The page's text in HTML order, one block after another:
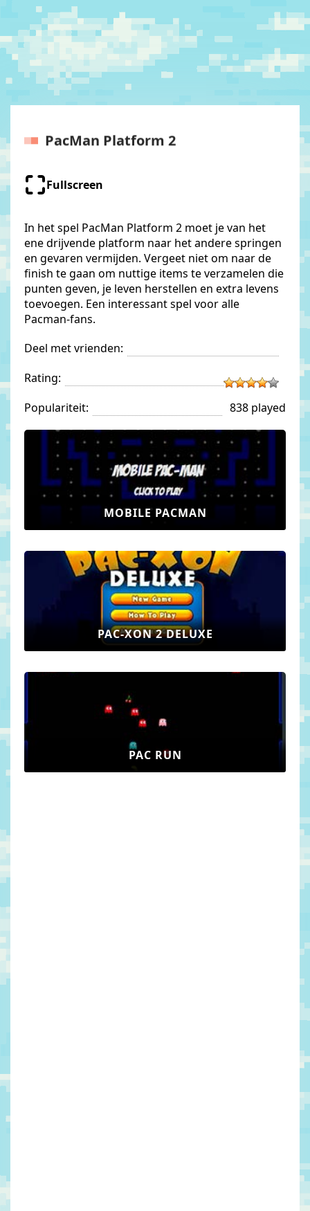
PacMan Platform 2
Fullscreen
In het spel PacMan Platform 2 moet je van het
ene drijvende platform naar het andere springen
en gevaren vermijden. Vergeet niet om naar de
finish te gaan om nuttige items te verzamelen die
punten geven, je leven herstellen en extra levens
toevoegen. Een interessant spel voor alle
Pacman-fans.
Deel met vrienden:
Rating:
Populariteit:
838 played
MOBILE PACMAN
PAC-XON 2 DELUXE
PAC RUN